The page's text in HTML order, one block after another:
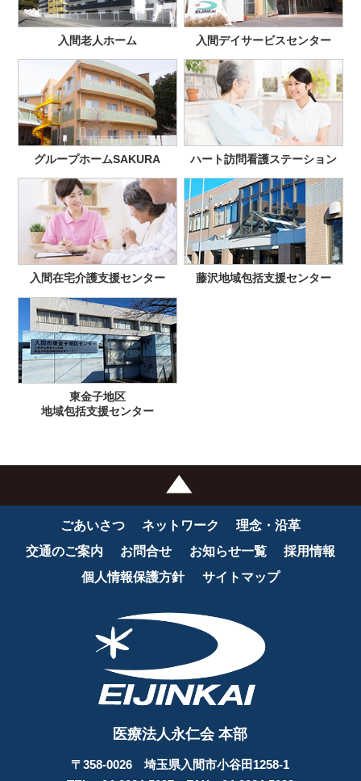
入間老人ホーム 入間デイサービスセンター
グループホームSAKURA ハート訪問看護ステーション
入間在宅介護支援センター 藤沢地域包括支援センター
東金子地区
地域包括支援センター
ごあいさつ ネットワーク
理念・沿革
交通のご案内
お問合せ お知らせ一覧
採用情報
個人情報保護方針
サイトマップ
医療法人永仁会 本部
〒358-0026 埼玉県入間市小谷田1258-1